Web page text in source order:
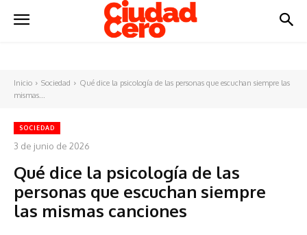
Inicio Sociedad
Qué dice la psicología de las personas que escuchan siempre las
mismas...
SOCIEDAD
3 de junio de 2026
Qué dice la psicología de las
personas que escuchan siempre
las mismas canciones